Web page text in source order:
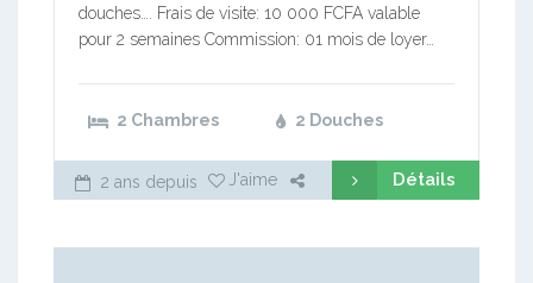
douches…. Frais de visite: 10 000 FCFA valable
pour 2 semaines Commission: 01 mois de loyer…
2 Chambres 2 Douches
2 ans depuis J'aime Détails